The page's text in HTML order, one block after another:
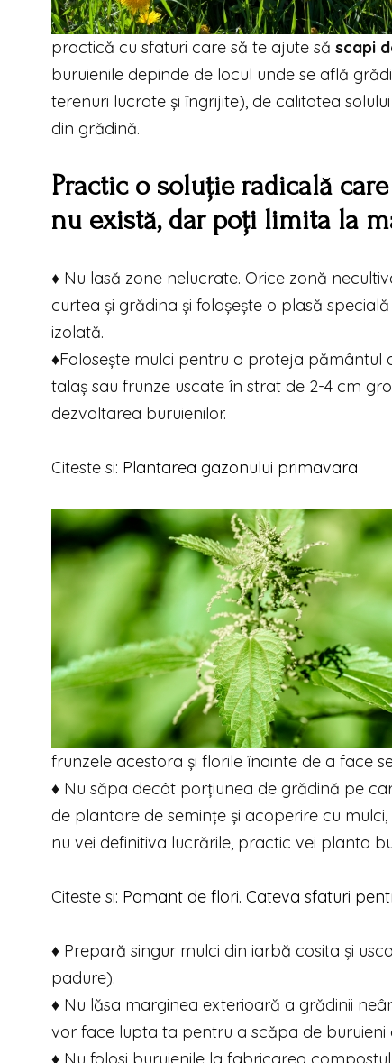
practică cu sfaturi care să te ajute să scapi
buruienile depinde de locul unde se află
terenuri lucrate și îngrijite), de calitatea
din grădină.
Practic o soluție radicală
nu există, dar poți limita la
♦ Nu lasă zone nelucrate. Orice zonă
curtea și grădina și foloșește o plasă
izolată.
♦Folosește mulci pentru a proteja pământul
talaș sau frunze uscate în strat de 2-4 cm
dezvoltarea buruienilor.
Citeste si: Plantarea gazonului primavara
frunzele acestora și florile înainte de a face
♦ Nu săpa decât porțiunea de grădină pe
de plantare de semințe și acoperire cu
nu vei definitiva lucrările, practic vei planta
Citeste si: Pamant de flori. Cateva sfaturi
♦ Prepară singur mulci din iarbă cosita și
padure).
♦ Nu lăsa marginea exterioară a grădinii
vor face lupta ta pentru a scăpa de buruieni